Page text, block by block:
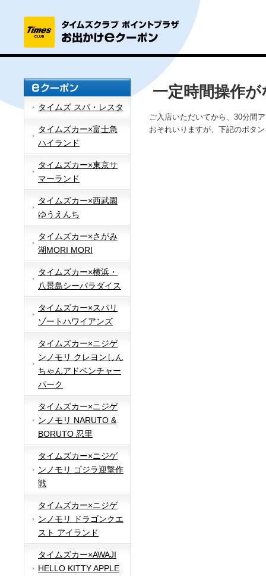
タイムズ スパ・レスタ
タイムズカー×富士急
ハイランド
タイムズカー×東京サ
マーランド
タイムズカー×西武園
ゆうえんち
タイムズカー×さがみ
湖MORI MORI
タイムズカー×横浜・
八景島シーパラダイス
タイムズカー×スパリ
ゾートハワイアンズ
タイムズカー×ニジゲ
ンノモリ クレヨンしん
ちゃんアドベンチャー
パーク
タイムズカー×ニジゲ
ンノモリ NARUTO &
BORUTO 忍里
タイムズカー×ニジゲ
ンノモリ ゴジラ迎撃作
戦
タイムズカー×ニジゲ
ンノモリ ドラゴンクエ
スト アイランド
タイムズカー×AWAJI
HELLO KITTY APPLE
一定時間操作
ご入店いただいてから、30分間
おそれいりますが、下記のボタ